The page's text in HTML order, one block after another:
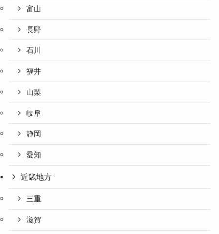
富山
長野
石川
福井
山梨
岐阜
静岡
愛知
近畿地方
三重
滋賀